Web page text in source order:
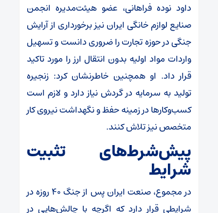
داود نوده فراهانی، عضو هیئت‌مدیره انجمن
صنایع لوازم خانگی ایران نیز برخورداری از آرایش
جنگی در حوزه تجارت را ضروری دانست و تسهیل
واردات مواد اولیه بدون انتقال ارز را مورد تاکید
قرار داد. او همچنین خاطرنشان کرد: زنجیره
تولید به سرمایه در گردش نیاز دارد و لازم است
کسب‌وکارها در زمینه حفظ و نگهداشت نیروی کار
متخصص نیز تلاش کنند.
پیش‌شرط‌های تثبیت
شرایط
در مجموع، صنعت ایران پس از جنگ ۴۰ روزه در
شرایطی قرار دارد که اگرچه با چالش‌هایی در